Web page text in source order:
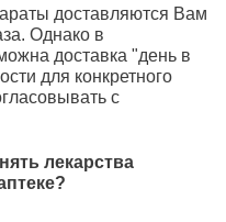
доставляются Вам
Однако в
доставка "день в
для конкретного
с
лекарства